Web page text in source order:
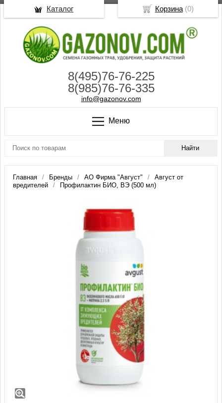
8(495)76-76-225
8(985)76-76-335
info@gazonov.com
Меню
Главная Бренды АО Фирма "Август"
Август от
вредителей
Профилактин БИО, ВЭ (500 мл)
Корзина(0)
Каталог